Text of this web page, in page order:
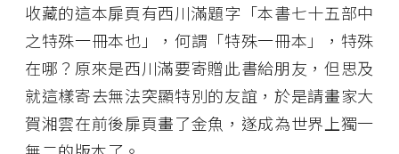
收藏的這本扉頁有西川滿題字「本書七十五部中
之特殊一冊本也」，何謂「特殊一冊本」，特殊
在哪？原來是西川滿要寄贈此書給朋友，但思及
就這樣寄去無法突顯特別的友誼，於是請畫家大
賀湘雲在前後扉頁畫了金魚，遂成為世界上獨一